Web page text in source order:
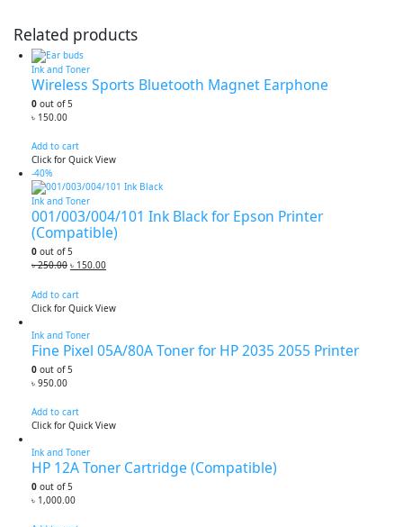
Related products
Ink and Toner
Wireless Sports Bluetooth Magnet Earphone
0 out of 5
৳ 150.00
Add to cart
Click for Quick View
-40%
Ink and Toner
001/003/004/101 Ink Black for Epson Printer
(Compatible)
0 out of 5
৳250.00 Original
was:
৳ 250.00.
৳ 150.00Current
৳ 150.00.
Add to cart
Click for Quick View
Ink and Toner
Fine Pixel 05A/80A Toner for HP 2035 2055 Printer
0 out of 5
৳ 950.00
Add to cart
Click for Quick View
Ink and Toner
HP 12A Toner Cartridge (Compatible)
0 out of 5
৳ 1,000.00